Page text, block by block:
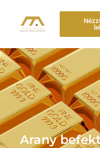
Arany